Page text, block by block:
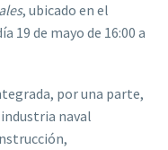
, ubicado en el
19 de mayo de 16:00 a
por una parte,
naval